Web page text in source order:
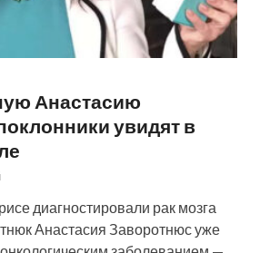
Анастасию
увидят в
диагностировали рак мозга
Анастасия Заворотнюс уже